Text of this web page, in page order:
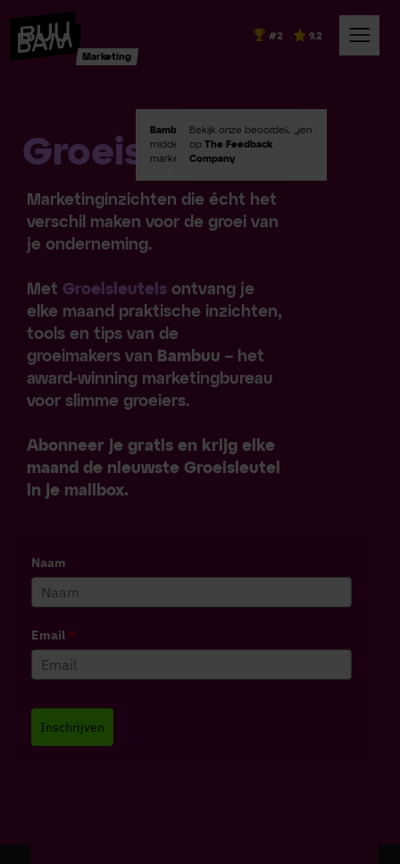
Marketing
#2
Bambuu #2in Emerce100
middelgroot digital
marketingbureaus!
9.2
Bekijk onze beoordelingen
opThe Feedback
Company.
Groeisleutels.
Marketinginzichten die écht het
verschil maken voor de groei van
je onderneming.
Met Groeisleutelsontvang je
elke maand praktische inzichten,
tools en tips van de
groeimakers van Bambuu – het
award-winning marketingbureau
voor slimme groeiers.
Abonneer je gratis en krijg elke
maand de nieuwste Groeisleutel
in je mailbox.
Naam
Email*
Inschrijven